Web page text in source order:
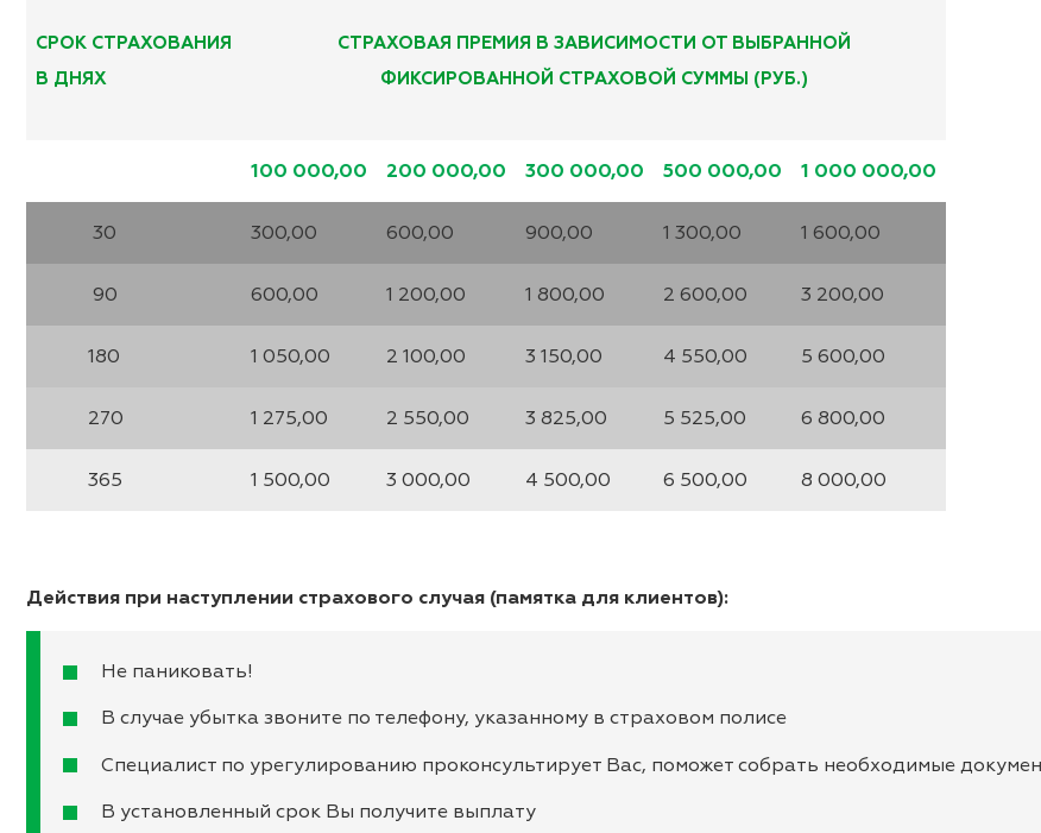
СРОК СТРАХОВАНИЯ
В ДНЯХ
СТРАХОВАЯ ПРЕМИЯ В ЗАВИСИМОСТИ ОТ ВЫБРАННОЙ
ФИКСИРОВАННОЙ СТРАХОВОЙ СУММЫ (РУБ.)
100 000,00 200 000,00 300 000,00 500 000,00 1 000 000,00
30 300,00 600,00 900,00 1 300,00 1 600,00
90 600,00 1 200,00 1 800,00 2 600,00 3 200,00
180 1 050,00 2 100,00 3 150,00 4 550,00 5 600,00
270 1 275,00 2 550,00 3 825,00 5 525,00 6 800,00
365 1 500,00 3 000,00 4 500,00 6 500,00 8 000,00
Действия при наступлении страхового случая (памятка для клиентов):
Не паниковать!
В случае убытка звоните по телефону, указанному в страховом полисе
Специалист по урегулированию проконсультирует Вас, поможет собрать необходимые
В установленный срок Вы получите выплату